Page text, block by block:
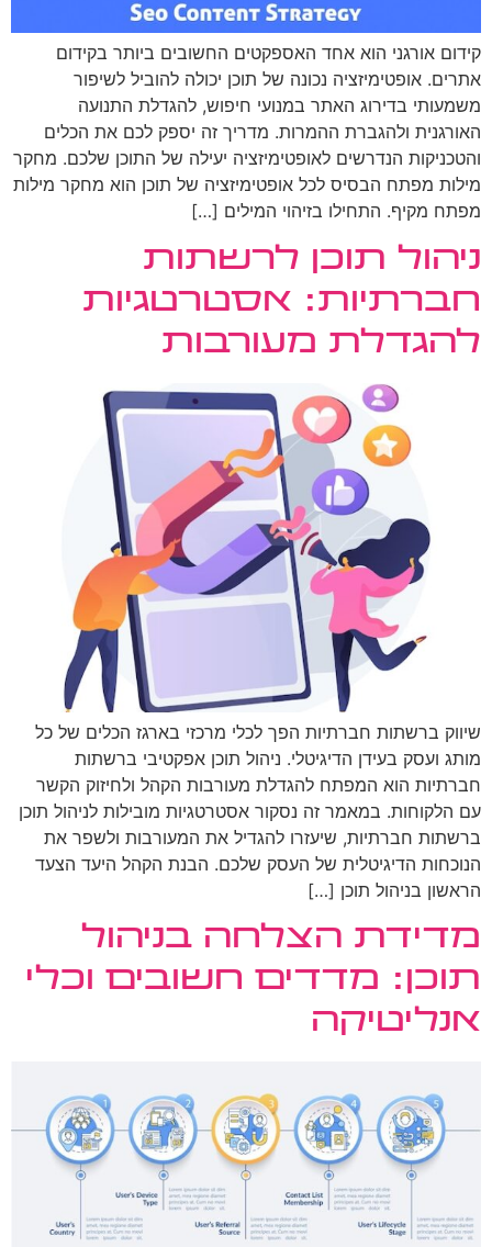
קידום אורגני הוא אחד האספקטים החשובים ביותר בקידום
אתרים. אופטימיזציה נכונה של תוכן יכולה להוביל לשיפור
משמעותי בדירוג האתר במנועי חיפוש, להגדלת התנועה
האורגנית ולהגברת ההמרות. מדריך זה יספק לכם את הכלים
והטכניקות הנדרשים לאופטימיזציה יעילה של התוכן שלכם. מחקר
מילות מפתח הבסיס לכל אופטימיזציה של תוכן הוא מחקר מילות
מפתח מקיף. התחילו בזיהוי המילים […]
ניהול תוכן לרשתות
חברתיות: אסטרטגיות
להגדלת מעורבות
שיווק ברשתות חברתיות הפך לכלי מרכזי בארגז הכלים של כל
מותג ועסק בעידן הדיגיטלי. ניהול תוכן אפקטיבי ברשתות
חברתיות הוא המפתח להגדלת מעורבות הקהל ולחיזוק הקשר
עם הלקוחות. במאמר זה נסקור אסטרטגיות מובילות לניהול תוכן
ברשתות חברתיות, שיעזרו להגדיל את המעורבות ולשפר את
הנוכחות הדיגיטלית של העסק שלכם. הבנת הקהל היעד הצעד
הראשון בניהול תוכן […]
מדידת הצלחה בניהול
תוכן: מדדים חשובים וכלי
אנליטיקה